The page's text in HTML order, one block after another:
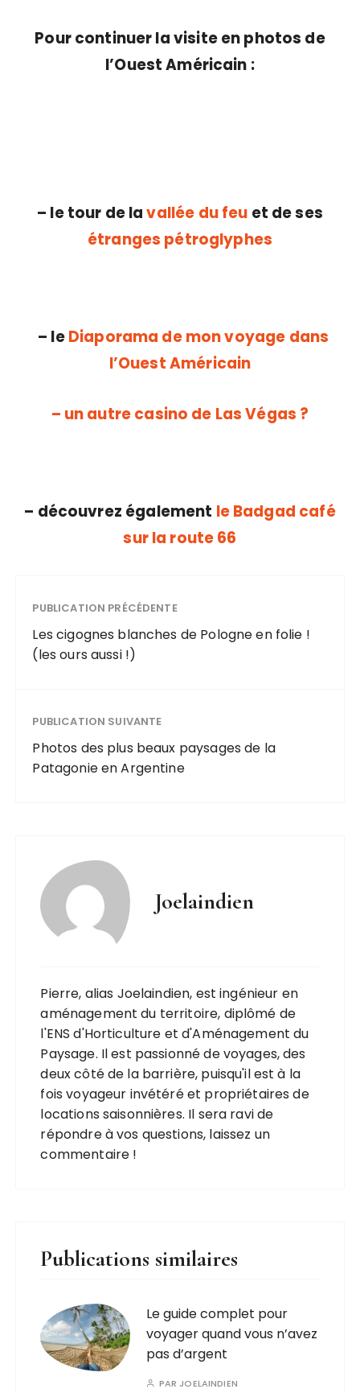
Pour continuer la visite en photos de
l’Ouest Américain :
– le tour de lavallée du feu et de ses
étranges pétroglyphes
– leDiaporama de mon voyage dans
l’Ouest Américain
– un autre casino de Las Végas ?
– découvrez également le Badgad café
sur la route 66
PUBLICATION PRÉCÉDENTE
Les cigognes blanches de Pologne en folie !
(les ours aussi !)
PUBLICATION SUIVANTE
Photos des plus beaux paysages de la
Patagonie en Argentine
Joelaindien
Pierre, alias Joelaindien, est ingénieur en
aménagement du territoire, diplômé de
l'ENS d'Horticulture et d'Aménagement du
Paysage. Il est passionné de voyages, des
deux côté de la barrière, puisqu'il est à la
fois voyageur invétéré et propriétaires de
locations saisonnières. Il sera ravi de
répondre à vos questions, laissez un
commentaire !
Publications similaires
Le guide complet pour
voyager quand vous n’avez
pas d’argent
PAR JOELAINDIEN